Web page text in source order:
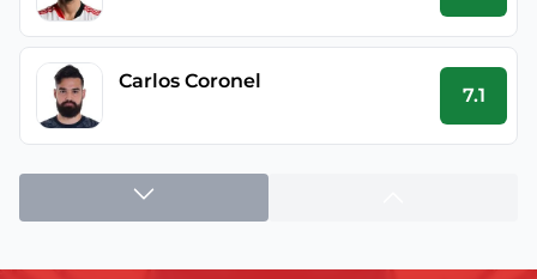
Carlos Coronel
7.1
Alisson